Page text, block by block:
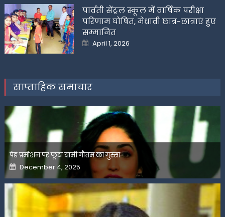
पार्वती सेंट्रल स्कूल में वार्षिक परीक्षा
परिणाम घोषित, मेधावी छात्र-छात्राएं हुए
सम्मानित
Posted
on
April 1, 2026
साप्ताहिक समाचार
पेड प्रमोशन पर फूटा यामी गौतम का गुस्सा
Posted
on
December 4, 2025